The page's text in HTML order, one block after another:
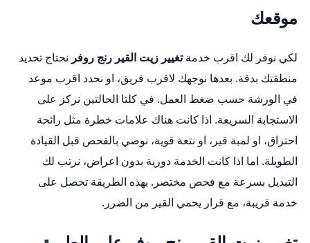
موقعك
لكي نوفر لك اقرب خدمةتغيير زيت القير رنج روفر نحتاج تحديد
منطقتك بدقة. بعدها نوجهك لاقرب فريق، او نحدد اقرب موعد
في الورشة حسب ضغط العمل. في كلتا الحالتين نركز على
الاستجابة السريعة. اذا كانت هناك علامات خطرة مثل رائحة
احتراق، او لمبة قير، او نتعة قوية، نوصي بالفحص قبل القيادة
الطويلة. اما اذا كانت الخدمة دورية بدون اعراض، نرتب لك
التبديل بسرعة مع فحص مختصر. بهذه الطريقة تحصل على
خدمة قريبة، مع قرار يحمي القير من الضرر.